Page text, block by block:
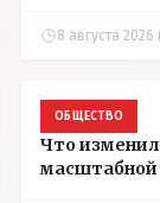
8 августа 2026
ОБЩЕСТВО
Что
масштабной